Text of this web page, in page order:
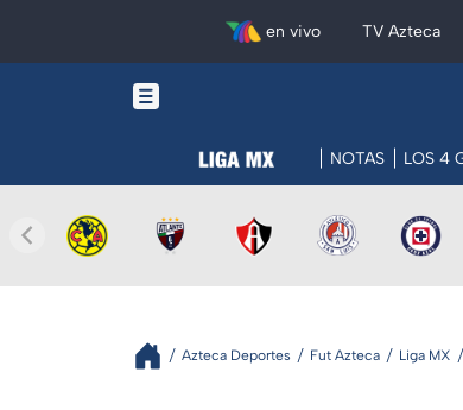
en vivo TV Azteca
NOTAS LOS 4
Azteca Deportes Fut Azteca Liga MX